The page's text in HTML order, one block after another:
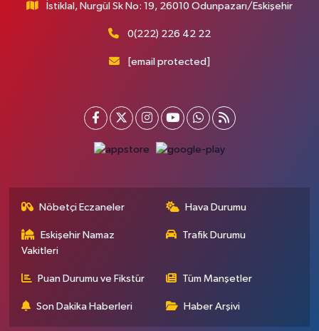
İstiklal, Nurgül Sk No: 19, 26010 Odunpazarı/Eskişehir
0(222) 226 42 22
[email protected]
Nöbetçi Eczaneler Hava Durumu
Eskişehir Namaz
Vakitleri
Trafik Durumu
Puan Durumu ve Fikstür Tüm Manşetler
Son Dakika Haberleri Haber Arşivi